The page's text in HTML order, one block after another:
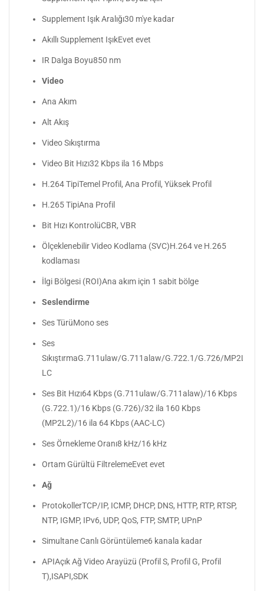
Supplement Işık Aralığı30 m'ye kadar
Akıllı Supplement IşıkEvet evet
IR Dalga Boyu850 nm
Video
Ana Akım
Alt Akış
Video Sıkıştırma
Video Bit Hızı32 Kbps ila 16 Mbps
H.264 TipiTemel Profil, Ana Profil, Yüksek Profil
H.265 TipiAna Profil
Bit Hızı KontrolüCBR, VBR
Ölçeklenebilir Video Kodlama (SVC)H.264 ve H.265
kodlaması
İlgi Bölgesi (ROI)Ana akım için 1 sabit bölge
Seslendirme
Ses TürüMono ses
Ses
SıkıştırmaG.711ulaw/G.711alaw/G.722.1/G.726/MP2L2/
LC
Ses Bit Hızı64 Kbps (G.711ulaw/G.711alaw)/16 Kbps
(G.722.1)/16 Kbps (G.726)/32 ila 160 Kbps
(MP2L2)/16 ila 64 Kbps (AAC-LC)
Ses Örnekleme Oranı8 kHz/16 kHz
Ortam Gürültü FiltrelemeEvet evet
Ağ
ProtokollerTCP/IP, ICMP, DHCP, DNS, HTTP, RTP, RTSP,
NTP, IGMP, IPv6, UDP, QoS, FTP, SMTP, UPnP
Simultane Canlı Görüntüleme6 kanala kadar
APIAçık Ağ Video Arayüzü (Profil S, Profil G, Profil
T),ISAPI,SDK